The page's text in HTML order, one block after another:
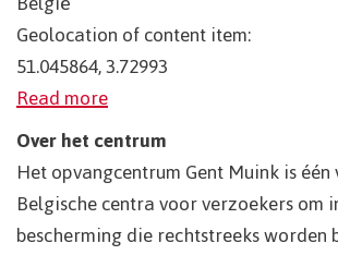
Geolocation of content item:
51.045864, 3.72993
Read more
Over het centrum
Het opvangcentrum Gent Muink is één
Belgische centra voor verzoekers om
bescherming die rechtstreeks worden